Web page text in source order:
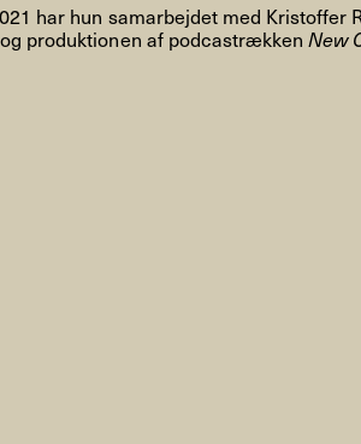
har hun samarbejdet med Kristoffer
produktionen af podcastrækken New